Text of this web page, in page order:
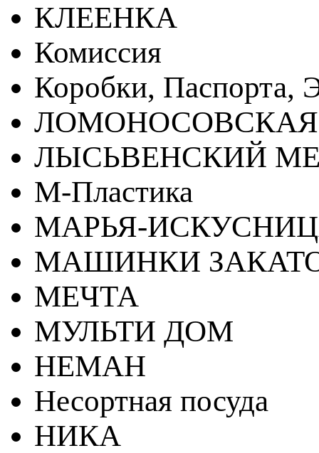
КЛЕЕНКА
Комиссия
Коробки, Паспорта,
ЛЫСЬВЕНСКИЙ
М-Пластика
МАРЬЯ-
МАШИНКИ
МЕЧТА
МУЛЬТИ ДОМ
НЕМАН
Несортная посуда
НИКА